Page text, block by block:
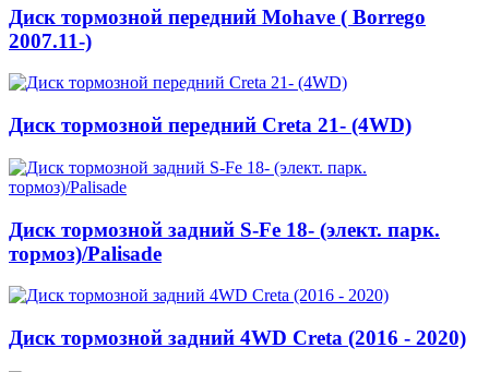
Диск тормозной передний Mohave ( Borrego
2007.11-)
Диск тормозной передний Creta 21- (4WD)
Диск тормозной задний S-Fe 18- (элект. парк.
тормоз)/Palisade
Диск тормозной задний 4WD Creta (2016 - 2020)